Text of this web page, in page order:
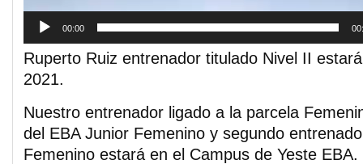
00:00
Ruperto Ruiz entrenador titulado Nivel II
2021.
Nuestro entrenador ligado a la parcela
del EBA Junior Femenino y segundo
Femenino estará en el Campus de Yeste EBA.